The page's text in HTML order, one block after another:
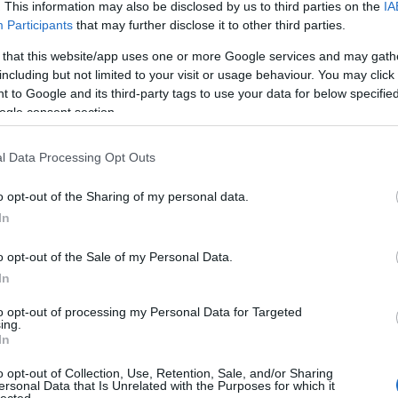
This information may also be disclosed by us to third parties on the
Participants that may further disclose it to other third parties.
that this website/app uses one or more Google services and may
but not limited to your visit or usage behaviour. You may
to Google and its third-party tags to use your data for below
consent section.
Data Processing Opt Outs
opt-out of the Sharing of my personal data.
opt-out of the Sale of my Personal Data.
opt-out of processing my Personal Data for Targeted
opt-out of Collection, Use, Retention, Sale, and/or Sharing
Data that Is Unrelated with the Purposes for which it
Szólj hozzá!
munkalap konyhapult zuhanytálca Hogyan profitálhat a
Facebook marketingből - tippek a használathoz